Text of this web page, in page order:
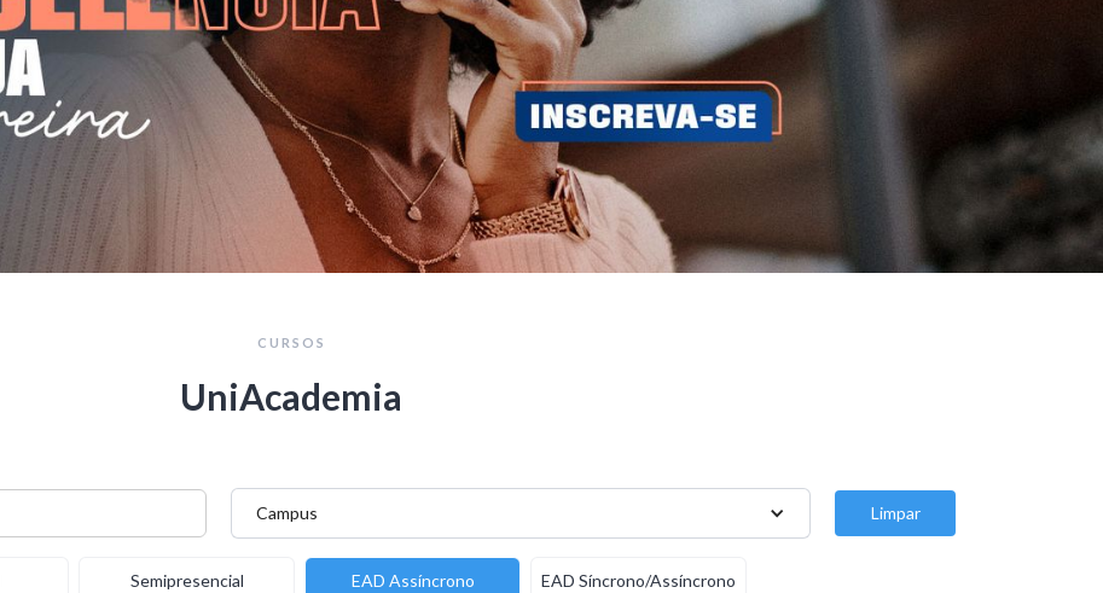
CURSOS
UniAcademia
Campus Limpar
Semipresencial EAD Assíncrono EAD Síncrono/Assíncrono